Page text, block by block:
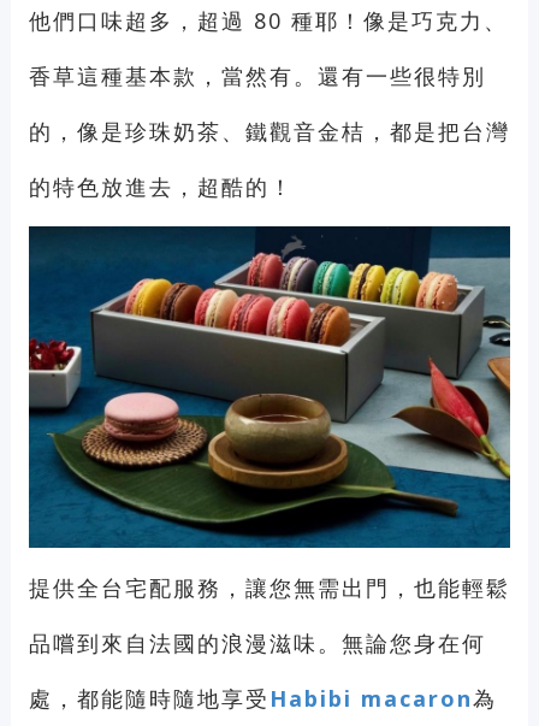
他們口味超多，超過 80 種耶！像是巧克力、
香草這種基本款，當然有。還有一些很特別
的，像是珍珠奶茶、鐵觀音金桔，都是把台灣
的特色放進去，超酷的！
提供全台宅配服務，讓您無需出門，也能輕鬆
品嚐到來自法國的浪漫滋味。無論您身在何
處，都能隨時隨地享受 Habibi macaron為